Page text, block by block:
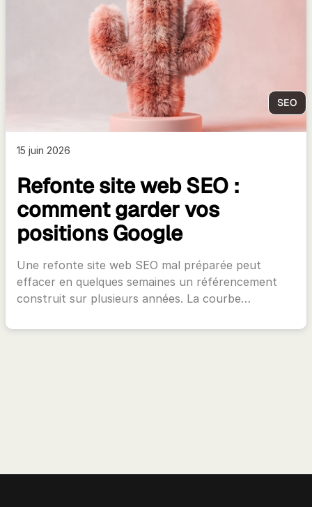
SEO
15 juin 2026
Refonte site web SEO :
comment garder vos
positions Google
Une refonte site web SEO mal préparée peut
effacer en quelques semaines un référencement
construit sur plusieurs années. La courbe…